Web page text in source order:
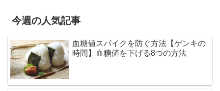
今週の人気記事
血糖値スパイクを防ぐ方法【ゲンキの
時間】血糖値を下げる8つの方法